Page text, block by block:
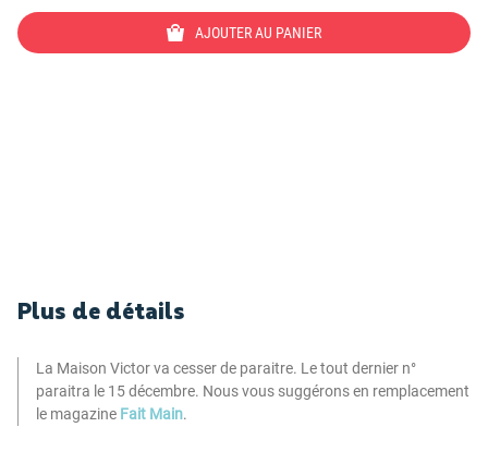
AJOUTER AU PANIER
Plus de détails
La Maison Victor va cesser de paraitre. Le tout dernier n°
paraitra le 15 décembre. Nous vous suggérons en remplacement
le magazine Fait Main.